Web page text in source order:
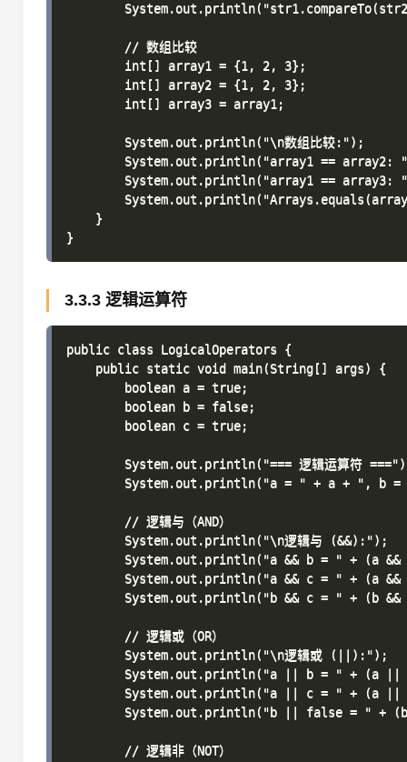
        // 数组比较
        int[] array1 = {1, 2, 3};
        int[] array2 = {1, 2, 3};
        int[] array3 = array1;
        System.out.println("\n数组比较:");
System.out.println("array1 == array2:
System.out.println("array1 == array3:
    }
3.3.3 逻辑运算符
public class LogicalOperators {
    public static void main(String[] args) {
        boolean a = true;
        boolean b = false;
        boolean c = true;
System.out.println("=== 逻辑运算符
System.out.println("a = " + a + ", b =
        // 逻辑与（AND）
        System.out.println("\n逻辑与 (&&):");
System.out.println("a && b = " + (a
System.out.println("a && c = " + (a
System.out.println("b && c = " + (b
        // 逻辑或（OR）
        System.out.println("\n逻辑或 (||):");
System.out.println("a || b = " + (a
System.out.println("a || c = " + (a
System.out.println("b || false = " +
        // 逻辑非（NOT）